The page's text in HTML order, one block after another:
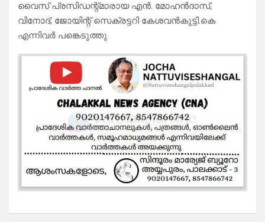
വൈസ് പ്രസിഡന്റ്മാരായ എന്‍. മോഹന്‍ദാസ്,
വിനോദ്, ജോയിന്റ് സെക്രട്ടറി കേശവന്‍കുട്ടി.കെ
എന്നിവര്‍ പങ്കെടുത്തു.